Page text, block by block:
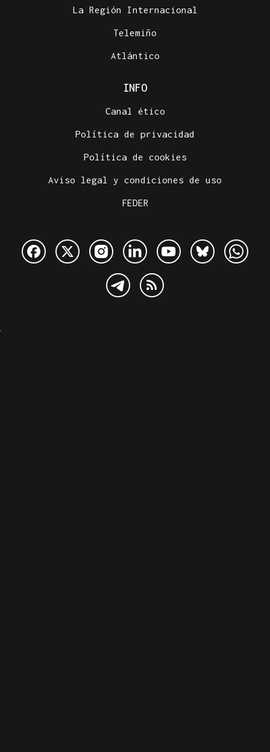
La Región Internacional
Telemiño
Atlántico
INFO
Canal ético
Política de privacidad
Política de cookies
Aviso legal y condiciones de uso
FEDER